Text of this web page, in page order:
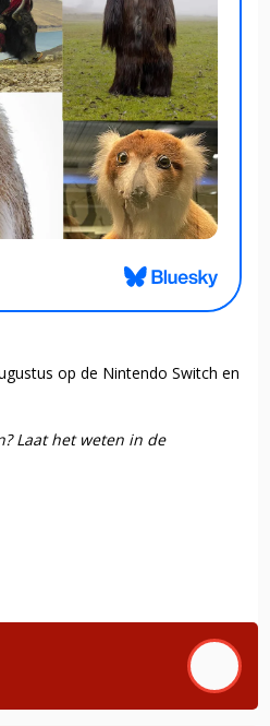
op de Nintendo Switch en
Laat het weten in de